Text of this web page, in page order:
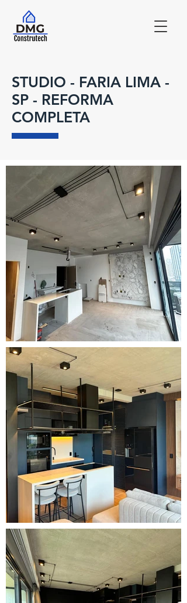
STUDIO - FARIA LIMA -
SP - REFORMA
COMPLETA